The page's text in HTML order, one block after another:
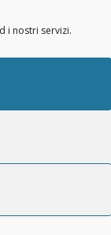
i nostri servizi.